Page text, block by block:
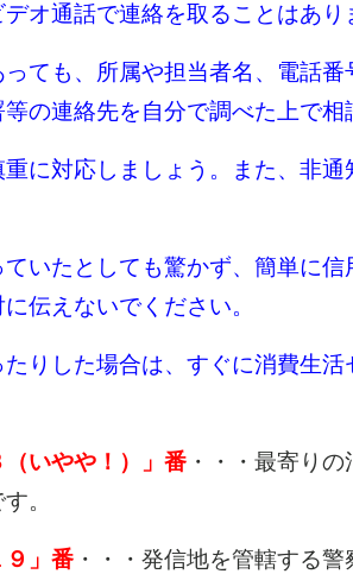
オ通話で連絡を取ることはあり
ても、所属や担当者名、電話
の連絡先を自分で調べた上で相
重に対応しましょう。また、非
いたとしても驚かず、簡単に信
伝えないでください。
りした場合は、すぐに消費生
いやや！）」番 ・・・最寄り
。
９」番 ・・・発信地を管轄する